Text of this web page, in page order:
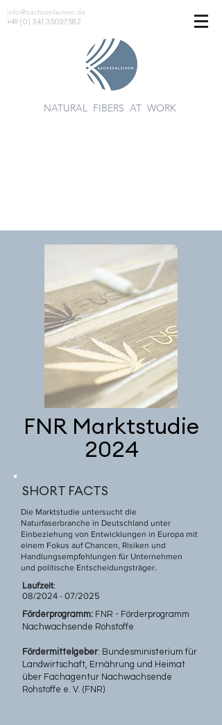
info@sachsenleinen.de
+49 (0) 341 35037582
NATURAL FIBERS AT WORK
FNR Marktstudie
2024
SHORT FACTS
Die Marktstudie untersucht die
Naturfaserbranche in Deutschland unter
Einbeziehung von Entwicklungen in Europa mit
einem Fokus auf Chancen, Risiken und
Handlungsempfehlungen für Unternehmen
und politische Entscheidungsträger.
Laufzeit:
08/2024 - 07/2025
Förderprogramm: FNR - Förderprogramm
Nachwachsende Rohstoffe
Fördermittelgeber: Bundesministerium für
Landwirtschaft, Ernährung und Heimat
über Fachagentur Nachwachsende
Rohstoffe e. V. (FNR)